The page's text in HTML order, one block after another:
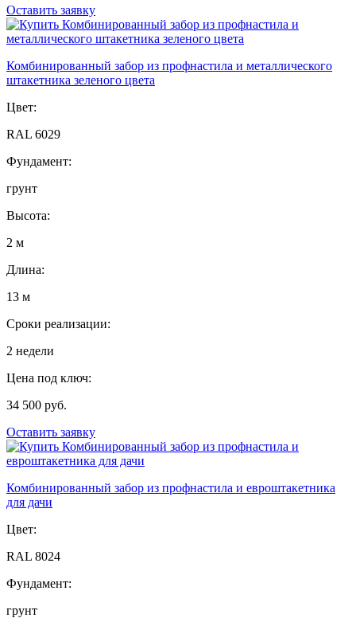
Оставить заявку
Комбинированный забор из профнастила и металлического
штакетника зеленого цвета
Цвет:
RAL 6029
Фундамент:
грунт
Высота:
2 м
Длина:
13 м
Сроки реализации:
2 недели
Цена под ключ:
34 500 руб.
Оставить заявку
Комбинированный забор из профнастила и евроштакетника
для дачи
Цвет:
RAL 8024
Фундамент:
грунт